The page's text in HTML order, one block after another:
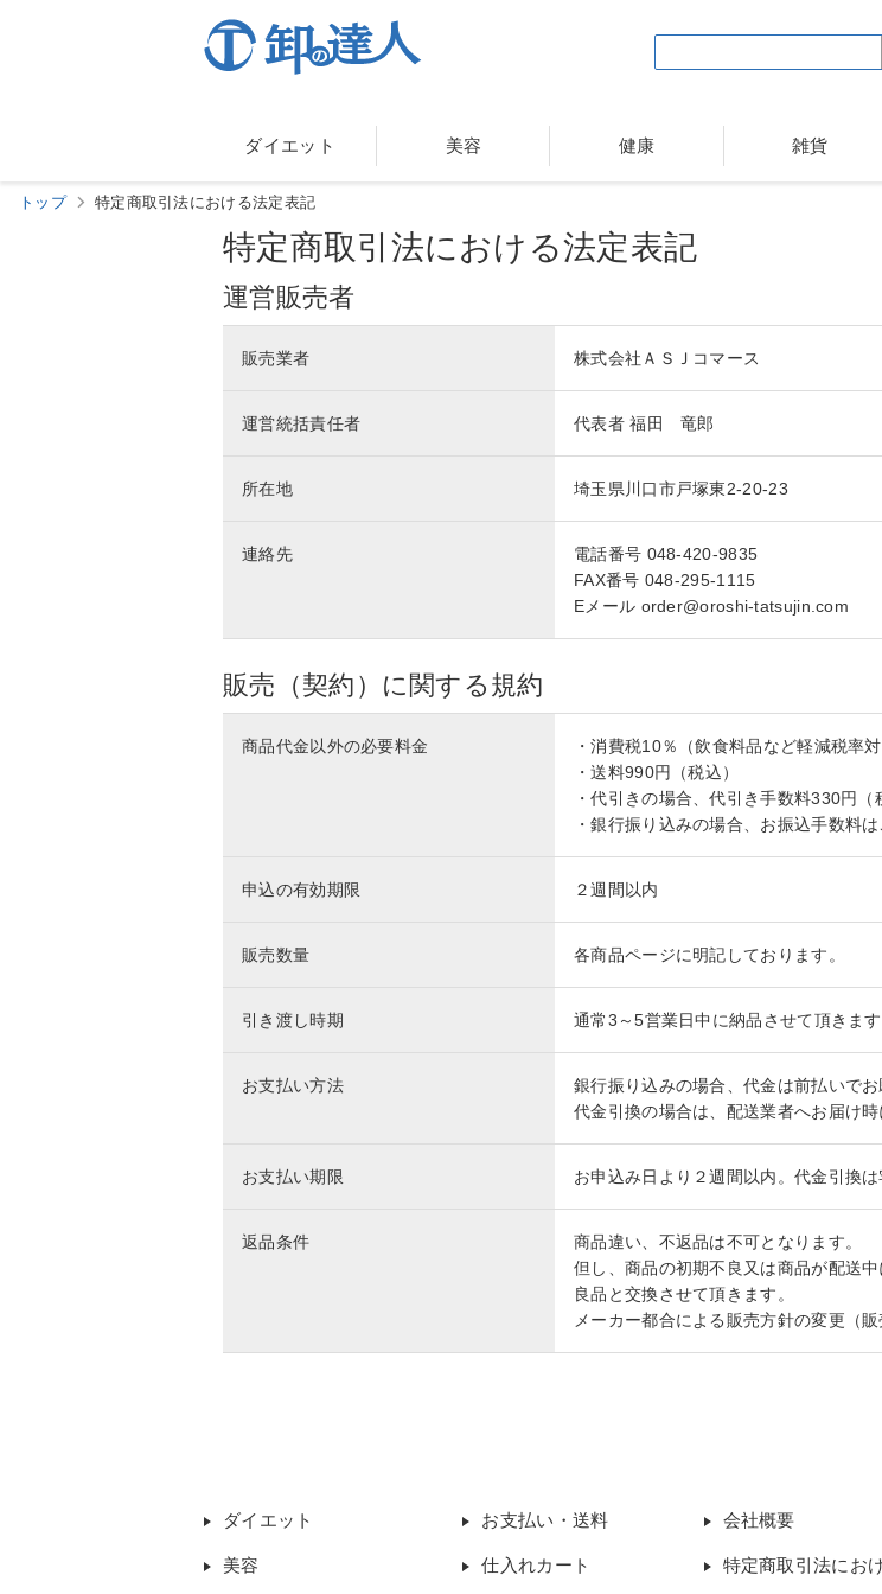
ダイエット 美容 健康 雑貨
トップ 特定商取引法における法定表記
特定商取引法における法定表記
運営販売者
販売業者 株式会社ＡＳＪコマース
運営統括責任者 代表者 福田 竜郎
所在地 埼玉県川口市戸塚東2-20-23
連絡先
電話番号 048-420-9835
FAX番号 048-295-1115
Eメール order@oroshi-tatsujin.com
販売（契約）に関する規約
商品代金以外の必要料金
・消費税10％（飲食料品など軽減税率対
・送料990円（税込）
・代引きの場合、代引き手数料330円（
・銀行振り込みの場合、お振込手数料は
申込の有効期限 ２週間以内
販売数量 各商品ページに明記しております。
引き渡し時期 通常3～5営業日中に納品させて頂きます
お支払い方法
銀行振り込みの場合、代金は前払いでお
代金引換の場合は、配送業者へお届け時
お支払い期限 お申込み日より２週間以内。代金引換
返品条件
商品違い、不返品は不可となります。
但し、商品の初期不良又は商品が配送
良品と交換させて頂きます。
メーカー都合による販売方針の変更（
ダイエット
美容
お支払い・送料
仕入れカート
会社概要
特定商取引法にお